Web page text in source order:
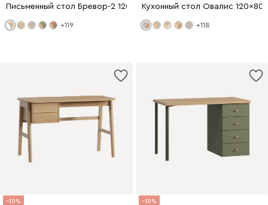
Письменный стол Бревор-2 120x60 Белый/Дуб Барбера
+119
Кухонный стол Овалис 120x80
+118
10 10